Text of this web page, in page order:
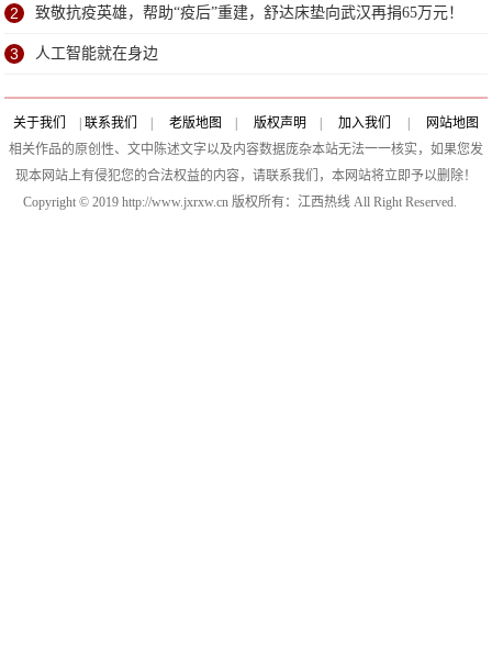
2 致敬抗疫英雄，帮助“疫后”重建，舒达床垫向武汉再捐65万元！
3 人工智能就在身边
关于我们 联系我们 老版地图 版权声明 加入我们
网站地图
相关作品的原创性、文中陈述文字以及内容数据庞杂本站无法一一核实，如果您发
现本网站上有侵犯您的合法权益的内容，请联系我们，本网站将立即予以删除！
Copyright © 2019 http://www.jxrxw.cn 版权所有：江西热线 All Right Reserved.